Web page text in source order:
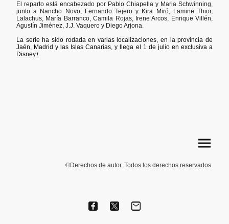
El reparto está encabezado por Pablo Chiapella y Maria Schwinning,
junto a Nancho Novo, Fernando Tejero y Kira Miró, Lamine Thior,
Lalachus, María Barranco, Camila Rojas, Irene Arcos, Enrique Villén,
Agustín Jiménez, J.J. Vaquero y Diego Arjona.
La serie ha sido rodada en varias localizaciones, en la provincia de
Jaén, Madrid y las Islas Canarias, y llega el 1 de julio en exclusiva a
Disney+.
©Derechos de autor. Todos los derechos reservados.